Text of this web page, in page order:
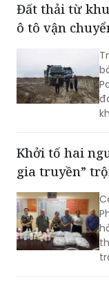
Đất thải từ
ô tô vận
Khởi tố hai
gia truyền”